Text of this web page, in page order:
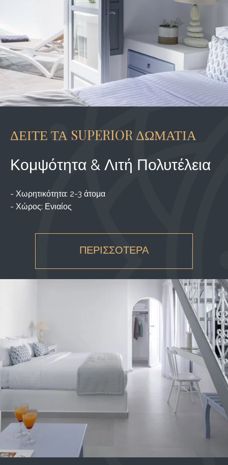
ΔΕΙΤΕ ΤΑ SUPERIOR ΔΩΜΑΤΙΑ
Κομψότητα & Λιτή Πολυτέλεια
- Χωρητικότητα: 2-3 άτομα
- Χώρος: Ενιαίος
ΠΕΡΙΣΣΟΤΕΡΑ